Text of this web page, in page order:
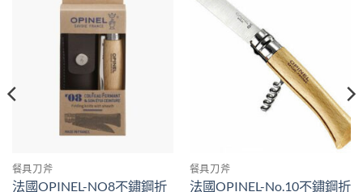
餐具刀斧
法國OPINEL-NO8不鏽鋼折
餐具刀斧
法國OPINEL-No.10不鏽鋼折